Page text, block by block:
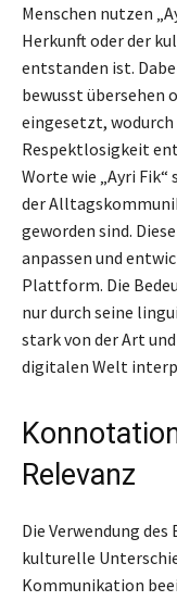
Menschen nutzen
Herkunft oder der
entstanden ist.
bewusst übersehen
eingesetzt, wodurch
Respektlosigkeit
Worte wie „Ayri
der
geworden sind.
anpassen und
Plattform. Die
nur durch seine
stark von der Art
digitalen Welt
Relevanz
Die Verwendung
kulturelle
Kommunikation